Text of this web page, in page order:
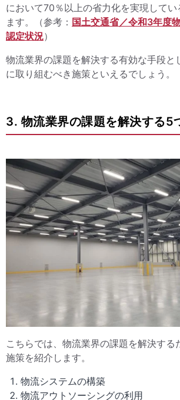
において70％以上の省力化を実現してい
ます。（参考： 国土交通省／令和3年度
認定状況）
物流業界の課題を解決する有効な手段と
に取り組むべき施策といえるでしょう。
3. 物流業界の課題を解決する5
こちらでは、物流業界の課題を解決する
施策を紹介します。
物流システムの構築
物流アウトソーシングの利用